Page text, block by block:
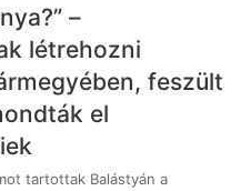
–
létrehozni
feszült
el
tartottak Balástyán a